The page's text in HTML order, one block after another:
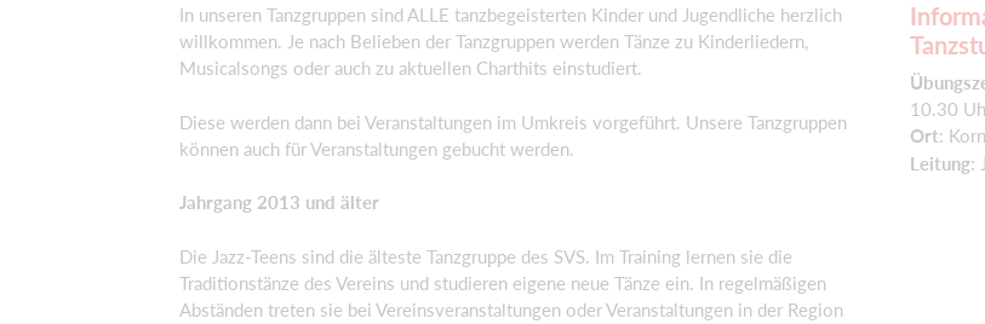
In unseren Tanzgruppen sind ALLE tanzbegeisterten Kinder und Jugendliche herzlich
willkommen. Je nach Belieben der Tanzgruppen werden Tänze zu Kinderliedern,
Musicalsongs oder auch zu aktuellen Charthits einstudiert.
Diese werden dann bei Veranstaltungen im Umkreis vorgeführt. Unsere Tanzgruppen
können auch für Veranstaltungen gebucht werden.
Jahrgang 2013 und älter
Die Jazz-Teens sind die älteste Tanzgruppe des SVS. Im Training lernen sie die
Traditionstänze des Vereins und studieren eigene neue Tänze ein. In regelmäßigen
Abständen treten sie bei Vereinsveranstaltungen oder Veranstaltungen in der Region
10.30
Ort:
Leitung: